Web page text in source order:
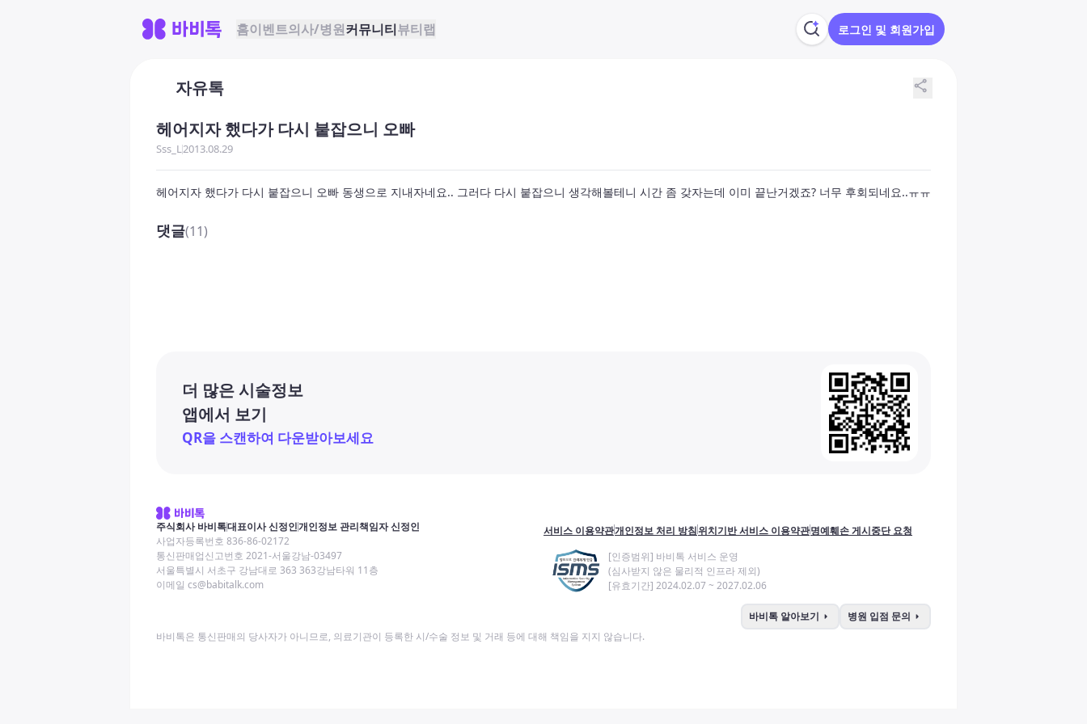
홈이벤트의사/병원커뮤니티뷰티랩 로그인 및 회원가입
자유톡 share
헤어지자 했다가 다시 붙잡으니 오빠
Sss_L2013.08.29
헤어지자 했다가 다시 붙잡으니 오빠 동생으로 지내자네요.. 그러다 다시 붙잡으니 생각해볼테니 시간 좀 갖자는데 이미 끝난거겠죠? 너무 후회되네요..ㅠㅠ
댓글(11)
더 많은 시술정보
앱에서 보기
QR을 스캔하여 다운받아보세요
주식회사 바비톡대표이사 신정인개인정보 관리책임자 신정인
사업자등록번호 836-86-02172
통신판매업신고번호 2021-서울강남-03497
서울특별시 서초구 강남대로 363 363강남타워 11층
이메일 cs@babitalk.com
서비스 이용약관개인정보 처리 방침위치기반 서비스 이용약관명예훼손 게시중단 요청
[인증범위] 바비톡 서비스 운영
(심사받지 않은 물리적 인프라 제외)
[유효기간] 2024.02.07 ~ 2027.02.06
바비톡 알아보기 arrow_right 병원 입점 문의 arrow_right
바비톡은 통신판매의 당사자가 아니므로, 의료기관이 등록한 시/수술 정보 및 거래 등에 대해 책임을 지지 않습니다.